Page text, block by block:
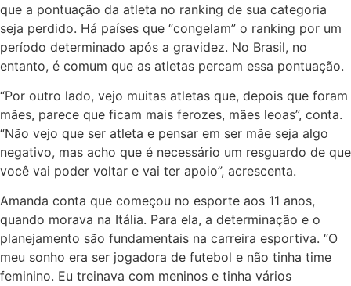
que a pontuação da atleta no ranking de sua categoria
seja perdido. Há países que “congelam” o ranking por um
período determinado após a gravidez. No Brasil, no
entanto, é comum que as atletas percam essa pontuação.
“Por outro lado, vejo muitas atletas que, depois que foram
mães, parece que ficam mais ferozes, mães leoas”, conta.
“Não vejo que ser atleta e pensar em ser mãe seja algo
negativo, mas acho que é necessário um resguardo de que
você vai poder voltar e vai ter apoio”, acrescenta.
Amanda conta que começou no esporte aos 11 anos,
quando morava na Itália. Para ela, a determinação e o
planejamento são fundamentais na carreira esportiva. “O
meu sonho era ser jogadora de futebol e não tinha time
feminino. Eu treinava com meninos e tinha vários